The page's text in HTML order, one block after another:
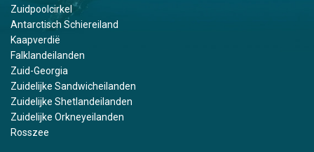
Zuidpoolcirkel
Antarctisch Schiereiland
Kaapverdië
Falklandeilanden
Zuid-Georgia
Zuidelijke Sandwicheilanden
Zuidelijke Shetlandeilanden
Zuidelijke Orkneyeilanden
Rosszee